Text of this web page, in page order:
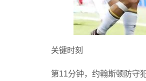
关键时刻
第11分钟，约翰斯顿防守